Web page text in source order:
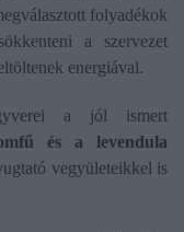
folyadékok
a szervezet
energiával.
a jól ismert
és a levendula
vegyületeikkel is